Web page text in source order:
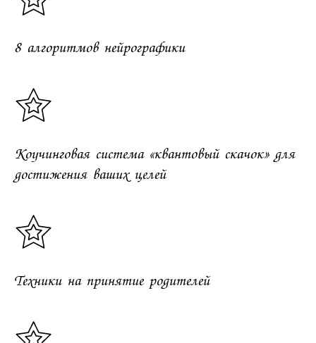
8 алгоритмов нейрографики
Коучинговая система «квантовый скачок» для
достижения ваших целей
Техники на принятие родителей